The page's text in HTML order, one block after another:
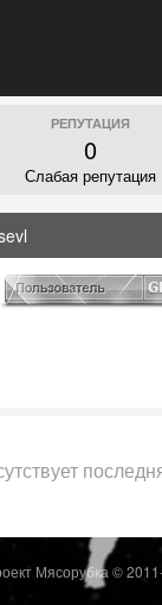
РЕПУТАЦИЯ
0
Слабая репутация
Мясорубка ©